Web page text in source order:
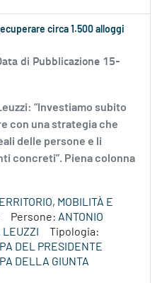
circa 1.500 alloggi
di Pubblicazione 15-
“Investiamo subito
con una strategia che
delle persone e li
concreti”. Piena colonna
MOBILITÀ E
Persone: ANTONIO
LEUZZI
Tipologia:
DEL PRESIDENTE
DELLA GIUNTA